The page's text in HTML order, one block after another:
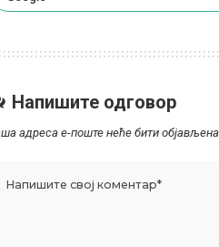
Напишите одговор
адреса е-поште неће бити објављена.